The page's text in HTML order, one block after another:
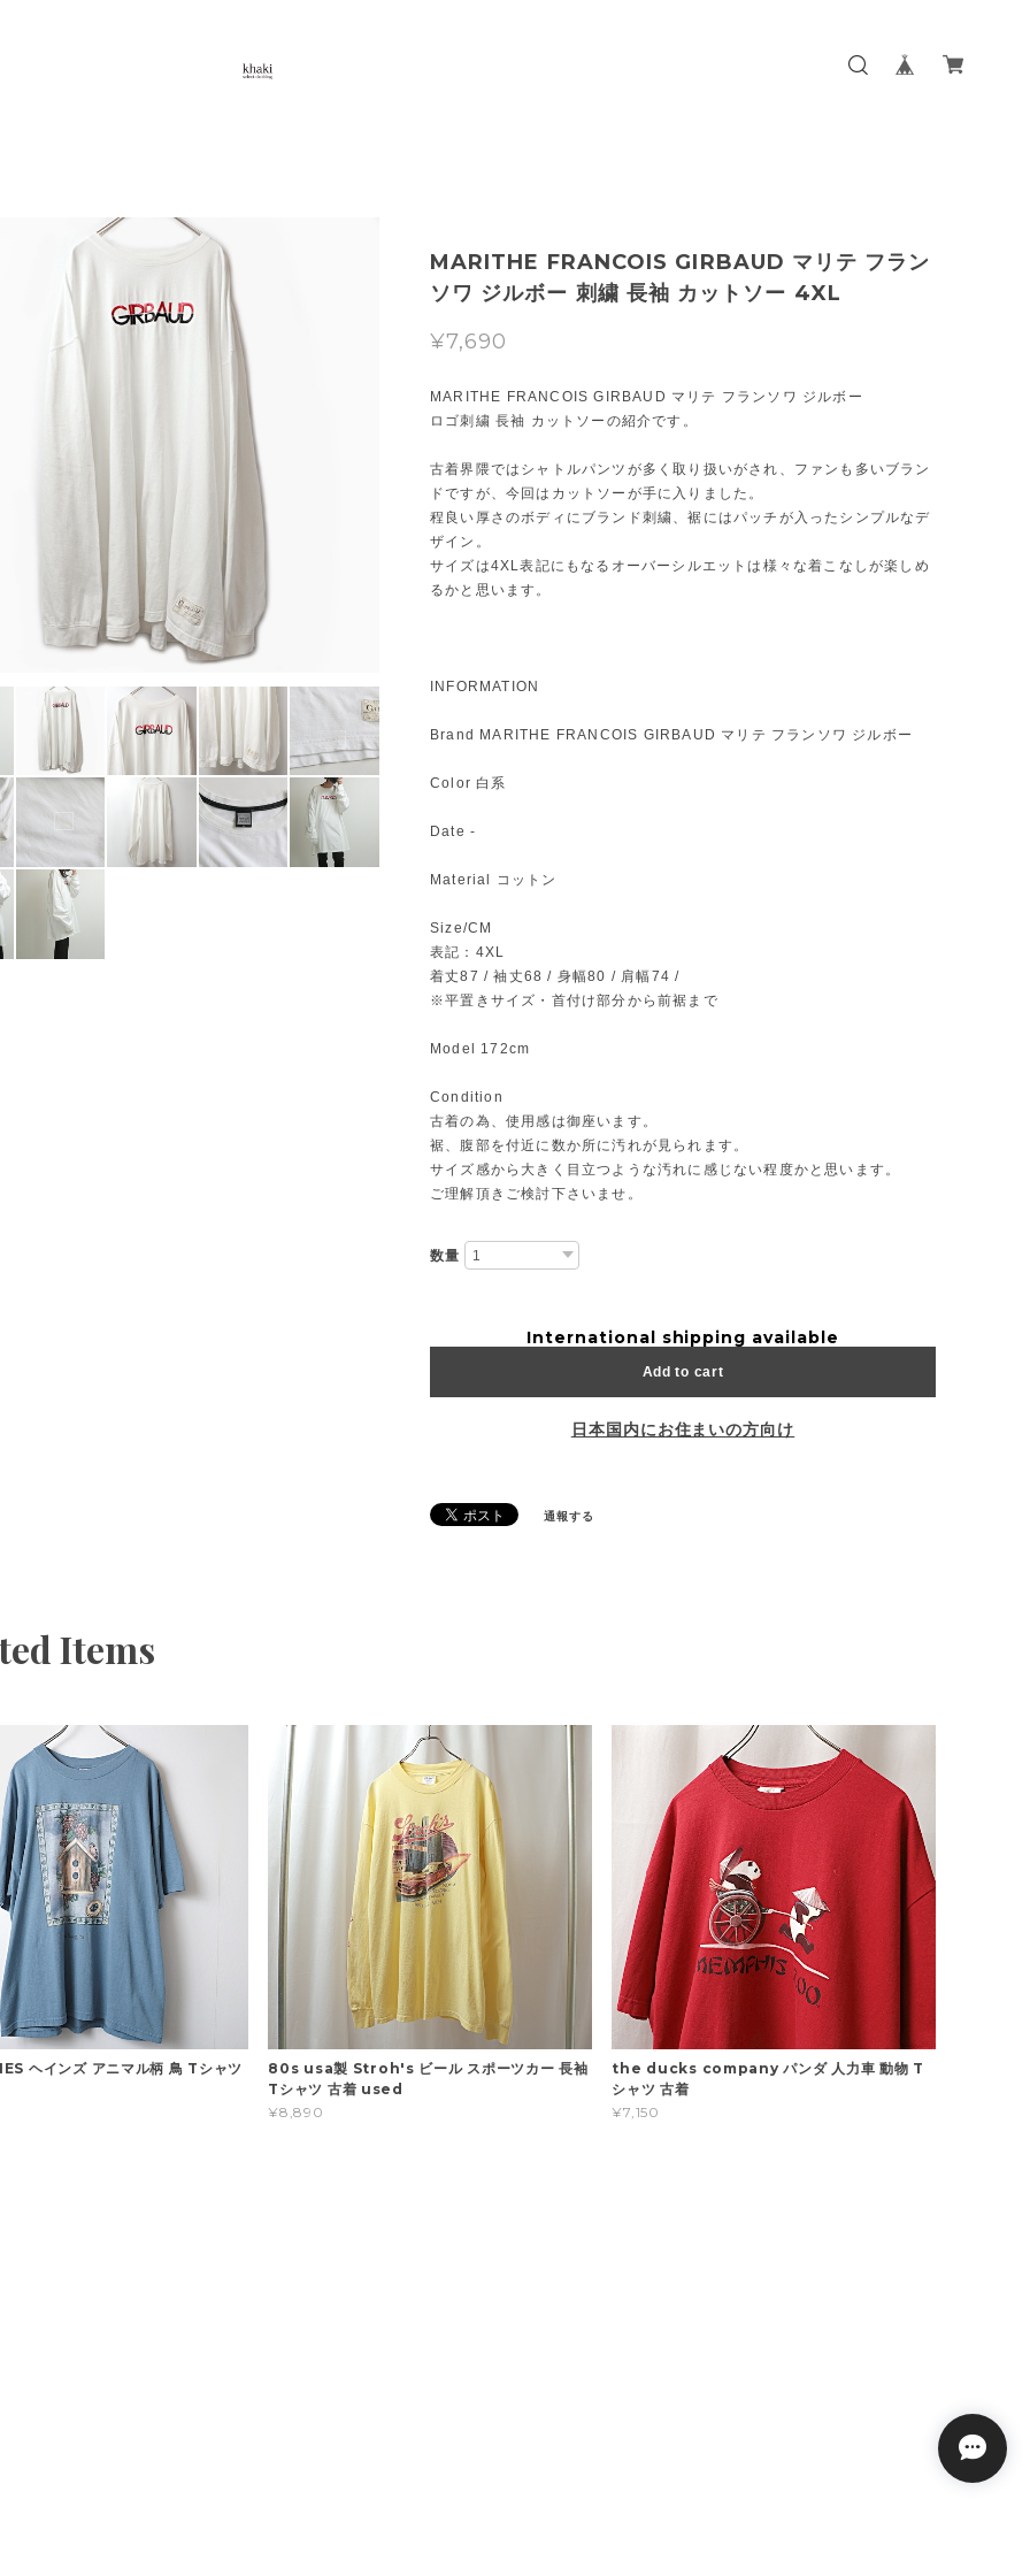
MARITHE FRANCOIS GIRBAUD マリテ フラン
ソワ ジルボー 刺繍 長袖 カットソー 4XL
¥7,690
MARITHE FRANCOIS GIRBAUD マリテ フランソワ ジルボー
ロゴ刺繍 長袖 カットソーの紹介です。
古着界隈ではシャトルパンツが多く取り扱いがされ、ファンも多いブラン
ドですが、今回はカットソーが手に入りました。
程良い厚さのボディにブランド刺繍、裾にはパッチが入ったシンプルなデ
ザイン。
サイズは4XL表記にもなるオーバーシルエットは様々な着こなしが楽しめ
るかと思います。
INFORMATION
Brand MARITHE FRANCOIS GIRBAUD マリテ フランソワ ジルボー
Color 白系
Date -
Material コットン
Size/CM
表記：4XL
着丈87 / 袖丈68 / 身幅80 / 肩幅74 /
※平置きサイズ・首付け部分から前裾まで
Model 172cm
Condition
古着の為、使用感は御座います。
裾、腹部を付近に数か所に汚れが見られます。
サイズ感から大きく目立つような汚れに感じない程度かと思います。
ご理解頂きご検討下さいませ。
数量
International shipping available
Add to cart
日本国内にお住まいの方向け
通報する
Items
ヘインズ アニマル柄 鳥 Tシャツ
80s usa製 Stroh's ビール スポーツカー 長袖
Tシャツ 古着 used
¥8,890
the ducks company パンダ 人力車 動物 T
シャツ 古着
¥7,150